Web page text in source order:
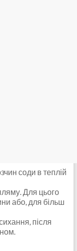
соди в теплій
Для цього
або, для більш
після